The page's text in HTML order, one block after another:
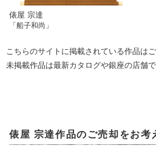
俵屋 宗達
「船子和尚」
こちらのサイトに掲載されている作品はご
未掲載作品は最新カタログや銀座の店舗で
俵屋 宗達作品のご売却をお考